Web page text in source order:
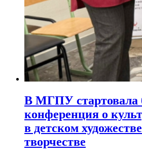
В МГПУ стартовала
конференция о
в детском
творчестве